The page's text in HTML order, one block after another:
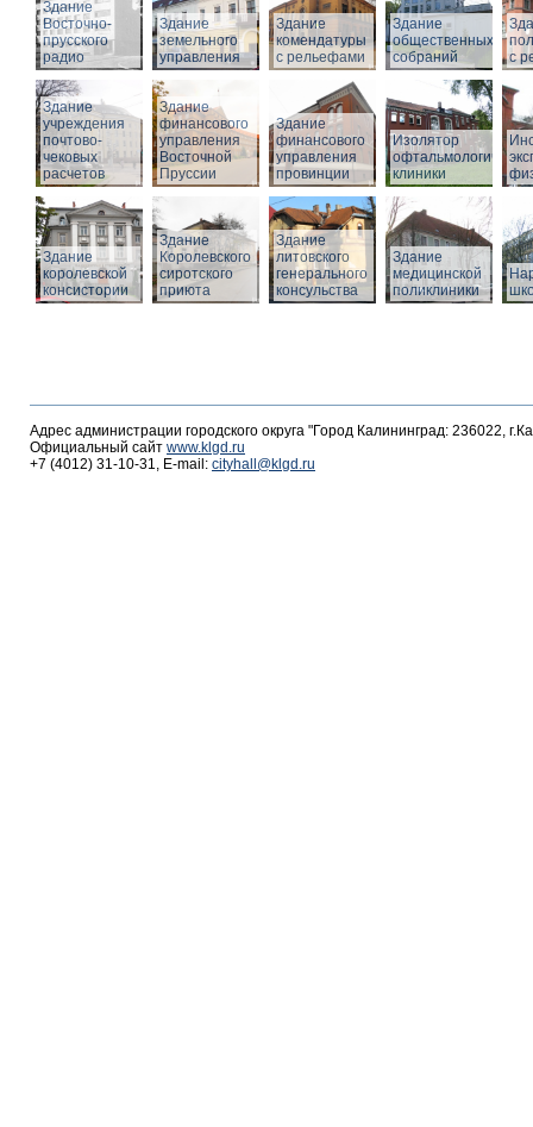
Здание
Восточно-
прусского
радио
Здание
земельного
управления
Здание
комендатуры
с рельефами
Здание
общественных
собраний
с
Здание
учреждения
почтово-
чековых
расчетов
Здание
финансового
управления
Восточной
Пруссии
Здание
финансового
управления
провинции
Изолятор
клиники
Здание
королевской
консистории
Здание
Королевского
сиротского
приюта
Здание
литовского
генерального
консульства
Здание
медицинской
поликлиники
Адрес администрации городского округа "Город Калининград: 236022,
Официальный сайт www.klgd.ru
+7 (4012) 31-10-31, E-mail: cityhall@klgd.ru